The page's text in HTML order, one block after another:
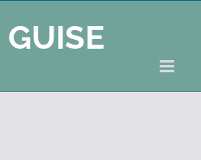
GUISE